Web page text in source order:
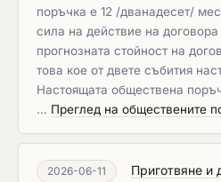
поръчка е 12 /дванадесет/
сила на действие на
прогнозната стойност на
това кое от двете събития
Настоящата обществена
… Преглед на обществените
2026-06-11
Приготвяне и